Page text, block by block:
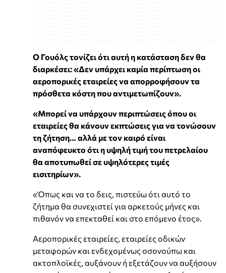
Ο Γουόλς τονίζει ότι αυτή η κατάσταση δεν θα
διαρκέσει: «Δεν υπάρχει καμία περίπτωση οι
αεροπορικές εταιρείες να απορροφήσουν τα
πρόσθετα κόστη που αντιμετωπίζουν».
«Μπορεί να υπάρχουν περιπτώσεις όπου οι
εταιρείες θα κάνουν εκπτώσεις για να τονώσουν
τη ζήτηση… αλλά με τον καιρό είναι
αναπόφευκτο ότι η υψηλή τιμή του πετρελαίου
θα αποτυπωθεί σε υψηλότερες τιμές
εισιτηρίων».
«Όπως και να το δεις, πιστεύω ότι αυτό το
ζήτημα θα συνεχιστεί για αρκετούς μήνες και
πιθανόν να επεκταθεί και στο επόμενο έτος».
Αεροπορικές εταιρείες, εταιρείες οδικών
μεταφορών και ενδεχομένως οσονούπω και
ακτοπλοϊκές, αυξάνουν ή εξετάζουν να αυξήσουν